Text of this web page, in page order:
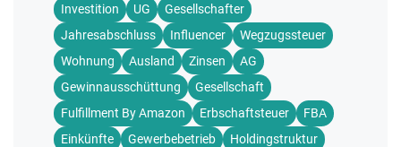
Investition
UG
Gesellschafter
Jahresabschluss
Influencer
Wegzugssteuer
Wohnung
Ausland Zinsen
AG
Gewinnausschüttung
Gesellschaft
Fulfillment By Amazon
Erbschaftsteuer
FBA
Einkünfte
Gewerbebetrieb
Holdingstruktur